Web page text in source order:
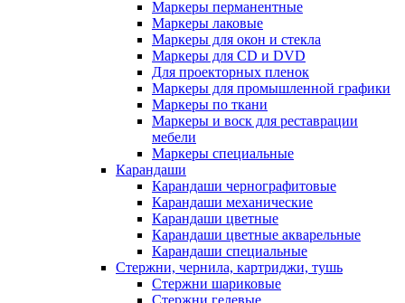
Маркеры перманентные
Маркеры лаковые
Маркеры для окон и стекла
Маркеры для CD и DVD
Для проекторных пленок
Маркеры для промышленной графики
Маркеры по ткани
Маркеры и воск для реставрации
мебели
Маркеры специальные
Карандаши
Карандаши чернографитовые
Карандаши механические
Карандаши цветные
Карандаши цветные акварельные
Карандаши специальные
Стержни, чернила, картриджи, тушь
Стержни шариковые